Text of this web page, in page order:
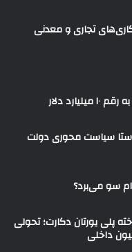
تجاری و معدنی
دلار
سیاست محوری دولت
سو می‌برد؟
پلی یورتان دکارت؛ تحولی
داخلی